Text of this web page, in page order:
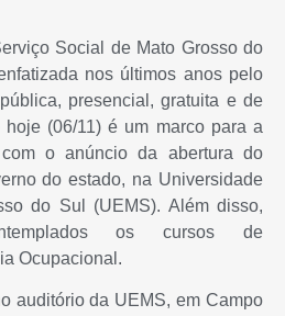
Social de Mato Grosso do
nos últimos anos pelo
presencial, gratuita e de
(06/11) é um marco para a
com o anúncio da abertura do
do estado, na Universidade
do Sul (UEMS). Além disso,
os cursos de
Ocupacional.
auditório da UEMS, em Campo